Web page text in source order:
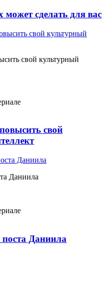
сделать для вас
свой культурный
свой
Даниила
поста Даниила